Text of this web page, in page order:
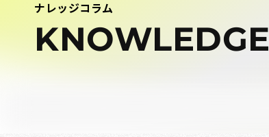
ナレッジコラム
KNOWLEDGE